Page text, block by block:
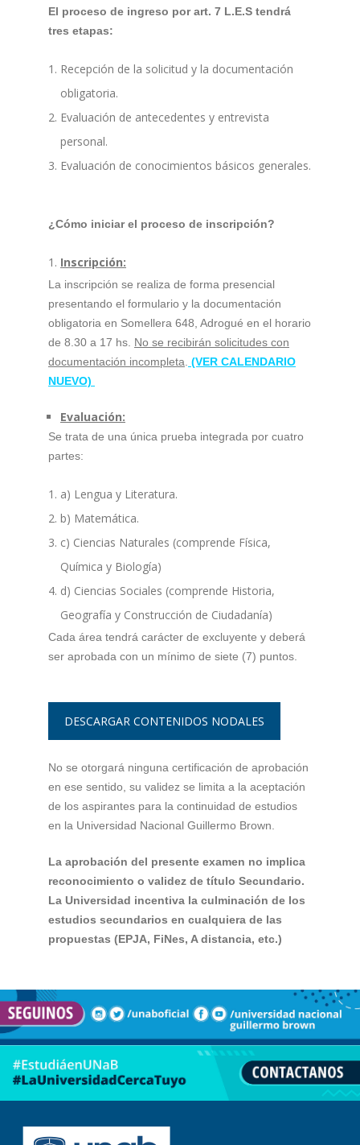
El proceso de ingreso por art. 7 L.E.S tendrá
tres etapas:
Recepción de la solicitud y la documentación
obligatoria.
Evaluación de antecedentes y entrevista
personal.
Evaluación de conocimientos básicos generales.
¿Cómo iniciar el proceso de inscripción?
Inscripción:
La inscripción se realiza de forma presencial
presentando el formulario y la documentación
obligatoria en Somellera 648, Adrogué en el horario
de 8.30 a 17 hs. No se recibirán solicitudes con
documentación incompleta. (VER CALENDARIO
NUEVO)
Evaluación:
Se trata de una única prueba integrada por cuatro
partes:
a) Lengua y Literatura.
b) Matemática.
c) Ciencias Naturales (comprende Física,
Química y Biología)
d) Ciencias Sociales (comprende Historia,
Geografía y Construcción de Ciudadanía)
Cada área tendrá carácter de excluyente y deberá
ser aprobada con un mínimo de siete (7) puntos.
DESCARGAR CONTENIDOS NODALES
No se otorgará ninguna certificación de aprobación
en ese sentido, su validez se limita a la aceptación
de los aspirantes para la continuidad de estudios
en la Universidad Nacional Guillermo Brown.
La aprobación del presente examen no implica
reconocimiento o validez de título Secundario.
La Universidad incentiva la culminación de los
estudios secundarios en cualquiera de las
propuestas (EPJA, FiNes, A distancia, etc.)